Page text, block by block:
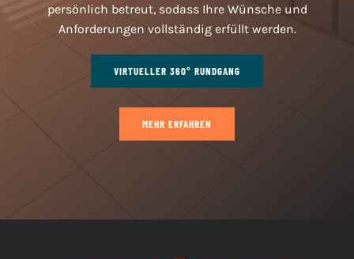
persönlich betreut, sodass Ihre Wünsche und
Anforderungen vollständig erfüllt werden.
VIRTUELLER 360° RUNDGANG
MEHR ERFAHREN